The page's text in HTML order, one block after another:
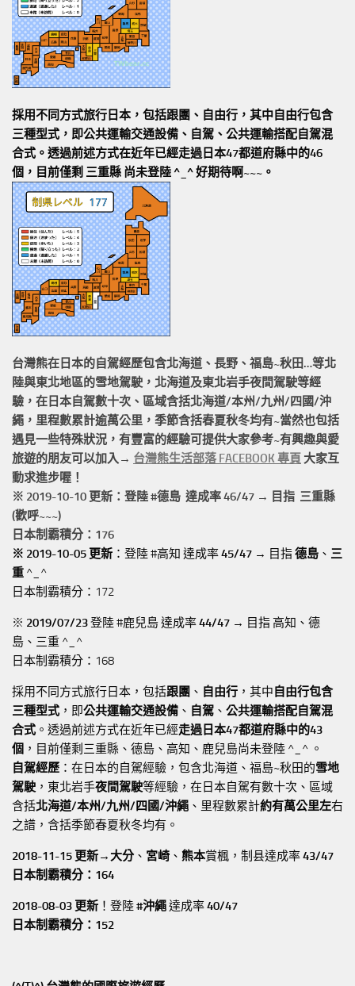
採用不同方式旅行日本，包括跟團、自由行，其中自由行包含
三種型式，即公共運輸交通設備、自駕、公共運輸搭配自駕混
合式。透過前述方式在近年已經走過日本47都道府縣中的46
個，目前僅剩 三重縣 尚未登陸 ^_^ 好期待啊~~~。
台灣熊在日本的自駕經歷包含北海道、長野、福島~秋田…等北
陸與東北地區的雪地駕駛 ，北海道及東北岩手夜間駕駛等經
驗，在日本自駕數十次、區域含括北海道/本州/九州/四國/沖
繩， 里程數累計逾萬公里 ，季節含括春夏秋冬均有~當然也包括
遇見一些特殊狀況，有豐富的經驗可提供大家參考~有興趣與愛
旅遊的朋友可以加入→ 台灣熊生活部落 FACEBOOK 專頁 大家互
動求進步喔！
※ 2019-10-10 更新：登陸 #德島 達成率 46/47 → 目指 三重縣
(歡呼~~~)
日本制霸積分：176
※ 2019-10-05 更新 ：登陸 #高知 達成率45/47 → 目指德島 、 三
重 ^_^
日本制霸積分：172
※ 2019/07/23登陸 #鹿兒島 達成率44/47 → 目指 高知、德
島、三重 ^_^
日本制霸積分：168
採用不同方式旅行日本，包括跟團 、 自由行 ，其中自由行包含
三種型式 ，即公共運輸交通設備 、 自駕 、 公共運輸搭配自駕混
合式 。透過前述方式在近年已經走過日本47都道府縣中的43
個 ，目前僅剩三重縣、德島、高知、鹿兒島尚未登陸 ^_^ 。
自駕經歷 ：在日本的自駕經驗，包含北海道、福島~秋田的雪地
駕駛 ，東北岩手夜間駕駛等經驗，在日本自駕有數十次、區域
含括北海道/本州/九州/四國/沖繩 、里程數累計約有萬公里左右
之譜，含括季節春夏秋冬均有。
2018-11-15 更新→ 大分、 宮崎 、 熊本賞楓，制县達成率43/47
日本制霸積分：164
2018-08-03 更新 ！登陸#沖繩達成率40/47
日本制霸積分：152